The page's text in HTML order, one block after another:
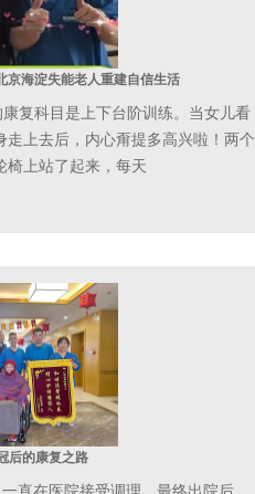
京海淀失能老人重建自信生活
复科目是上下台阶训练。当女儿看
上去后，内心甭提多高兴啦！两个
椅上站了起来，每天
后的康复之路